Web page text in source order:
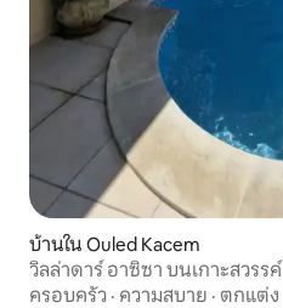
บ้านใน Ouled Kacem
วิลล่าดาร์ อาซิซา บนเกาะสวรรค์
ครอบครัว · ความสบาย · ตกแต่ง